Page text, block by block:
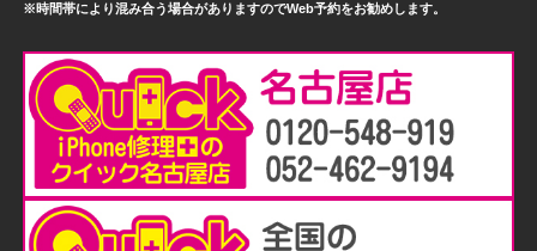
※時間帯により混み合う場合がありますのでWeb予約をお勧めします。